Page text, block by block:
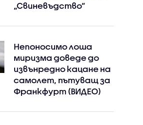
„Свиневъдство“
Непоносимо лоша
миризма доведе до
извънредно кацане на
самолет, пътуващ за
Франкфурт (ВИДЕО)